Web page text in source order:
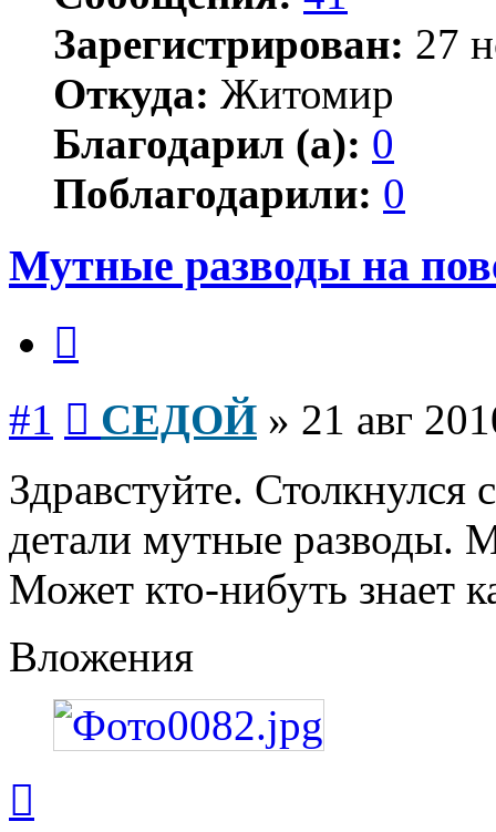
Зарегистрирован: 27
Откуда: Житомир
Благодарил (а): 0
Поблагодарили: 0
Мутные разводы на
#1 СЕДОЙ » 21 авг
Здравстуйте.
детали мутные разводы.
Может кто-нибуть знает
Вложения
началу